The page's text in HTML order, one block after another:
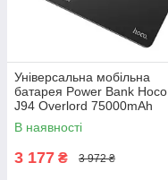
Універсальна мобільна
батарея Power Bank Hoco
J94 Overlord 75000mAh
22.5W+PD20W Зовнішній
акумулятор
В наявності
3 177 ₴ 3 972 ₴